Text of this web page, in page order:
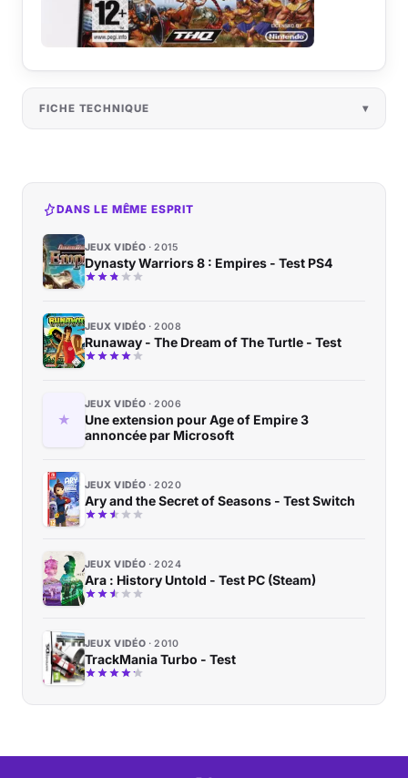
FICHE TECHNIQUE
DANS LE MÊME ESPRIT
JEUX VIDÉO 2015
Dynasty Warriors 8 : Empires - Test PS4
JEUX VIDÉO 2008
Runaway - The Dream of The Turtle - Test
JEUX VIDÉO 2006
Une extension pour Age of Empire 3
annoncée par Microsoft
JEUX VIDÉO 2020
Ary and the Secret of Seasons - Test Switch
JEUX VIDÉO 2024
Ara : History Untold - Test PC (Steam)
JEUX VIDÉO 2010
TrackMania Turbo - Test